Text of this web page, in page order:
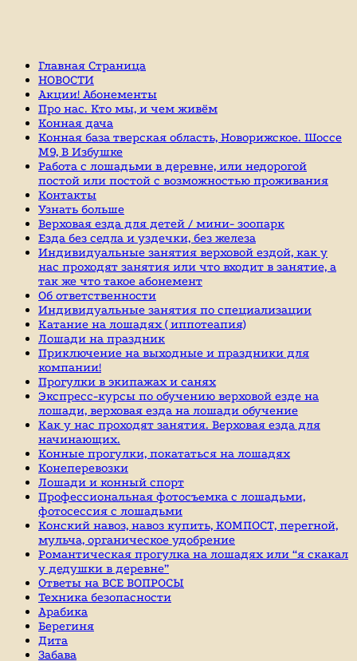
Главная Страница
НОВОСТИ
Акции! Абонементы
Про нас. Кто мы, и чем живём
Конная дача
Конная база тверская область, Новорижское. Шоссе
М9, В Избушке
Работа с лошадьми в деревне, или недорогой
постой или постой с возможностью проживания
Контакты
Узнать больше
Верховая езда для детей / мини- зоопарк
Езда без седла и уздечки, без железа
Индивидуальные занятия верховой ездой, как у
нас проходят занятия или что входит в занятие, а
так же что такое абонемент
Об ответственности
Индивидуальные занятия по специализации
Катание на лошадях ( иппотеапия)
Лошади на праздник
Приключение на выходные и праздники для
компании!
Прогулки в экипажах и санях
Экспресс-курсы по обучению верховой езде на
лошади, верховая езда на лошади обучение
Как у нас проходят занятия. Верховая езда для
начинающих.
Конные прогулки, покататься на лошадях
Конеперевозки
Лошади и конный спорт
Профессиональная фотосъемка с лошадьми,
фотосессия с лошадьми
Конский навоз, навоз купить, КОМПОСТ, перегной,
мульча, органическое удобрение
Романтическая прогулка на лошадях или “я скакал
у дедушки в деревне”
Ответы на ВСЕ ВОПРОСЫ
Техника безопасности
Арабика
Берегиня
Дита
Забава